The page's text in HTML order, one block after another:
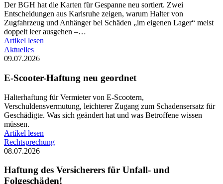
Der BGH hat die Karten für Gespanne neu sortiert. Zwei
Entscheidungen aus Karlsruhe zeigen, warum Halter von
Zugfahrzeug und Anhänger bei Schäden „im eigenen Lager“ meist
doppelt leer ausgehen –…
Artikel lesen
Aktuelles
09.07.2026
E-Scooter-Haftung neu geordnet
Halterhaftung für Vermieter von E-Scootern,
Verschuldensvermutung, leichterer Zugang zum Schadensersatz für
Geschädigte. Was sich geändert hat und was Betroffene wissen
müssen.
Artikel lesen
Rechtsprechung
08.07.2026
Haftung des Versicherers für Unfall- und
Folgeschäden!